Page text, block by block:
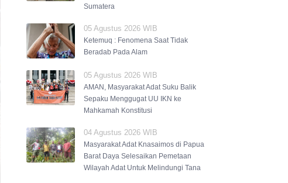
Sumatera
05 Agustus 2026 WIB
Ketemuq : Fenomena Saat Tidak
Beradab Pada Alam
05 Agustus 2026 WIB
AMAN, Masyarakat Adat Suku Balik
Sepaku Menggugat UU IKN ke
Mahkamah Konstitusi
04 Agustus 2026 WIB
Masyarakat Adat Knasaimos di Papua
Barat Daya Selesaikan Pemetaan
Wilayah Adat Untuk Melindungi Tana